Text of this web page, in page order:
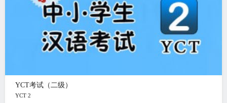
YCT考试（二级）
YCT 2